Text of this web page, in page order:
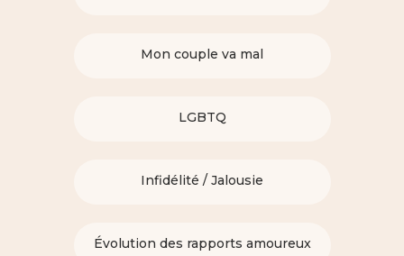
Mon couple va mal
LGBTQ
Infidélité / Jalousie
Évolution des rapports amoureux